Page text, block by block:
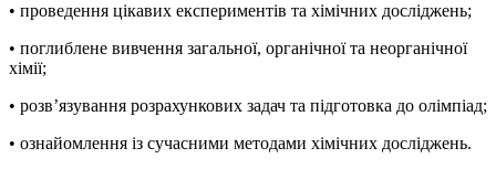
• проведення цікавих експериментів та хімічних досліджень;
• поглиблене вивчення загальної, органічної та неорганічної
хімії;
• розв’язування розрахункових задач та підготовка до олімпіад;
• ознайомлення із сучасними методами хімічних досліджень.